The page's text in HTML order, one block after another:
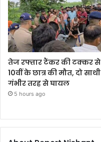
तेज रफ्तार टैंकर की टक्कर से
10वीं के छात्र की मौत, दो साथी
गंभीर तरह से घायल
5 hours ago